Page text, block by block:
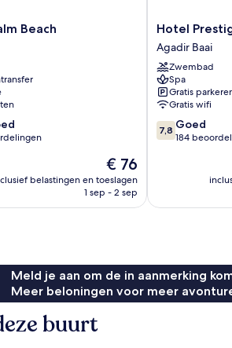
Beach
De
prijs
is
€ 76
belastingen en toeslagen
1 sep - 2 sep
Hotel
Prestige
Agadir
Agadir
Baai
Hotel
Agadir Baai
Zwembad
Spa
Gratis
Gratis wifi
7.8
van
7,8 Goed
184
Meld je aan om de in aanmerking
Meer beloningen voor meer
buurt